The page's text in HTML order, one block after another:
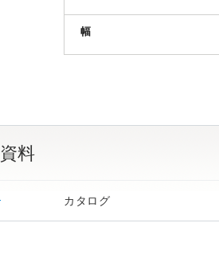
幅
資料
カタログ